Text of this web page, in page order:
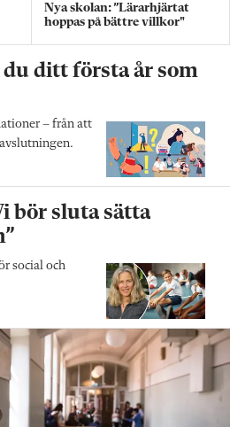
Nya skolan: ”Lärarhjärtat
hoppas på bättre villkor"
ditt första år som
– från att
bör sluta sätta
social och